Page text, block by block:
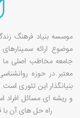
موضوع ارائه
جامعه مخاطب اصلی ما
معتبر در حوزه
بنیانگذار این تئوری
و ریشه ای مسائل افراد
راه حل های آن